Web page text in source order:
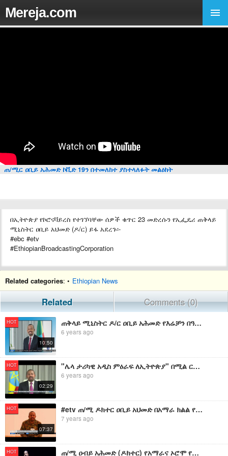
Mereja.com
ጠ/ሚር ዐቢይ አሕመድ ኮቪድ 19ን በተመለከተ ያስተላለፉት መልዕክት
በኢትዮጵያ የኮሮናቫይረስ የተገኘባቸው ሰዎች ቁጥር 23 መድረሱን የኢፌዴሪ ጠቅላይ
ሚኒስትር ዐቢይ አህመድ (ዶ/ር) ይፋ አደረጉ፡-
#ebc #etv
#EthiopianBroadcastingCorporation
Related categories: • Ethiopian News
Related Comments (0)
HOT
10:50
ጠቅላይ ሚኒስትር ዶ/ር ዐቢይ አሕመድ የእሬቻን በዓልን አስመልክተው ያስተላለፉት መልዕክት መልዕክት፡-
6 years ago
HOT
02:29
"ሌላ ታሪካዊ አዲስ ምዕራፍ ለኢትዮጵያ" በሚል ርእስ ጠ/ሚ ዐቢይ አሕመድ (ዶክተር) ያስተላለፉት መልዕክት
6 years ago
HOT
07:37
#etv ጠ/ሚ ዶክተር ዐቢይ አህመድ በአማራ ክልል የተሞከረውን የመፈንቅለ መንግስት በተመለከተ ያስተላለፉት መልዕክት
7 years ago
HOT ጠ/ሚ ዐብይ አሕመድ (ዶክተር) የአማራና ኦሮሞ የምክክር መድረክ መዝጊያ መርሃ-ግብር ላይ ያስተላለፉት መልዕክት